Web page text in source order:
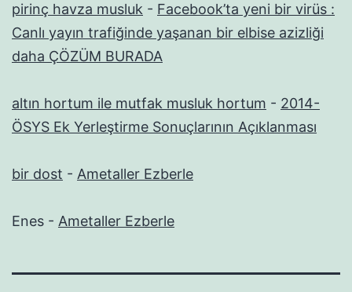
pirinç havza musluk - Facebook’ta yeni bir virüs :
Canlı yayın trafiğinde yaşanan bir elbise azizliği
daha ÇÖZÜM BURADA
altın hortum ile mutfak musluk hortum - 2014-
ÖSYS Ek Yerleştirme Sonuçlarının Açıklanması
bir dost - Ametaller Ezberle
Enes - Ametaller Ezberle